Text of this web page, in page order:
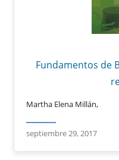
Fundamentos de
Martha Elena Millán,
septiembre 29, 2017